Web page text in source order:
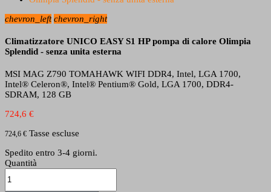
chevron_left chevron_right
Climatizzatore UNICO EASY S1 HP pompa di calore Olimpia
Splendid - senza unita esterna
MSI MAG Z790 TOMAHAWK WIFI DDR4, Intel, LGA 1700,
Intel® Celeron®, Intel® Pentium® Gold, LGA 1700, DDR4-
SDRAM, 128 GB
724,6 €
724,6 € Tasse escluse
Spedito entro 3-4 giorni.
Quantità